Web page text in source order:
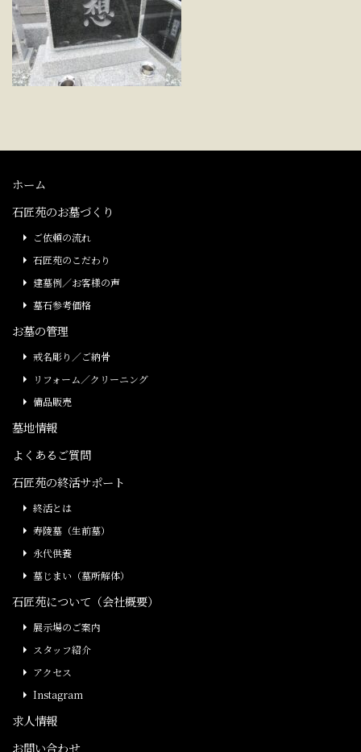
ホーム
石匠苑のお墓づくり
ご依頼の流れ
石匠苑のこだわり
建墓例／お客様の声
墓石参考価格
お墓の管理
戒名彫り／ご納骨
リフォーム／クリーニング
備品販売
墓地情報
よくあるご質問
石匠苑の終活サポート
終活とは
寿陵墓（生前墓）
永代供養
墓じまい（墓所解体）
石匠苑について（会社概要）
展示場のご案内
スタッフ紹介
アクセス
Instagram
求人情報
お問い合わせ